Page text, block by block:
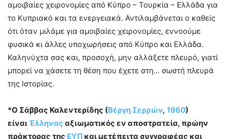
αμοιβαίες χειρονομίες από Κύπρο – Τουρκία – Ελλάδα για
το Κυπριακό και τα ενεργειακά. Αντιλαμβάνεται ο καθείς
ότι όταν μιλάμε για αμοιβαίες χειρονομίες, εννοούμε
φυσικά κι άλλες υποχωρήσεις από Κύπρο και Ελλάδα.
Καληνύχτα σας και, προσοχή, μην αλλάξετε πλευρό, γιατί
μπορεί να χάσετε τη θέση που έχετε στη… σωστή πλευρά
της Ιστορίας.
*Ο Σάββας Καλεντερίδης (Βέργη Σερρών, 1960)
είναιΈλληνας αξιωματικός εν αποστρατεία, πρώην
πράκτορας της ΕΥΠ και μετέπειτα συγγραφέας και